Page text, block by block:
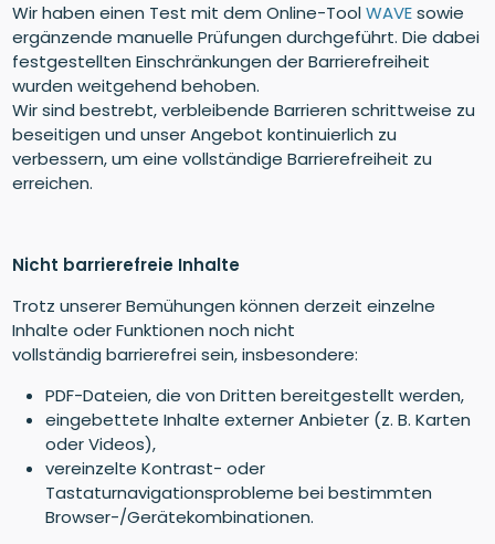
Wir haben einen Test mit dem Online-ToolWAVEsowie
ergänzende manuelle Prüfungen durchgeführt. Die dabei
festgestellten Einschränkungen der Barrierefreiheit
wurden weitgehend behoben.
Wir sind bestrebt, verbleibende Barrieren schrittweise zu
beseitigen und unser Angebot kontinuierlich zu
verbessern, um eine vollständige Barrierefreiheit zu
erreichen.
Nicht barrierefreie Inhalte
Trotz unserer Bemühungen können derzeit einzelne
Inhalte oder Funktionen noch nicht
vollständig barrierefrei sein, insbesondere:
PDF-Dateien, die von Dritten bereitgestellt werden,
eingebettete Inhalte externer Anbieter (z. B. Karten
oder Videos),
vereinzelte Kontrast- oder
Tastaturnavigationsprobleme bei bestimmten
Browser-/Gerätekombinationen.